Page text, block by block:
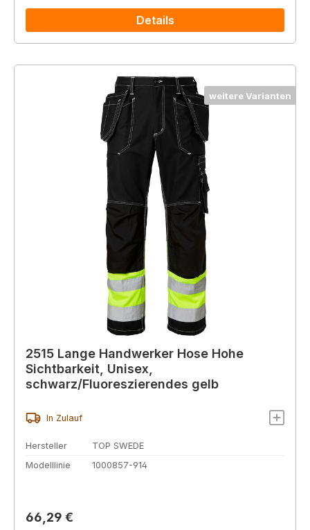
Details
weitere Varianten
2515 Lange Handwerker Hose Hohe
Sichtbarkeit, Unisex,
schwarz/Fluoreszierendes gelb
In Zulauf
Hersteller
TOP SWEDE
Modelllinie
1000857-914
Regulärer Preis:
66,29 €